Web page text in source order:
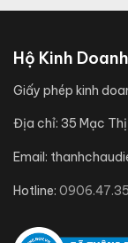
Hộ Kinh
Giấy phép kinh
Địa chỉ: 35 Mạc
Email:
Hotline: